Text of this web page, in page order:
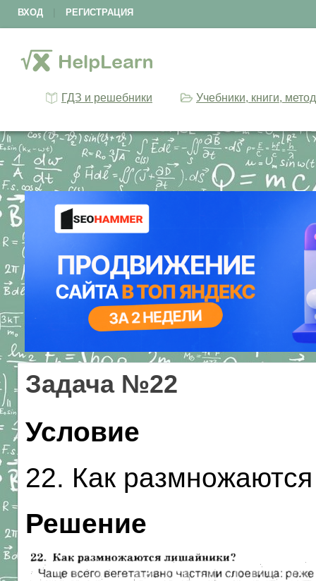
ВХОД РЕГИСТРАЦИЯ
ГДЗ и решебники Учебники, книги,
Задача №22
Условие
22. Как
Решение